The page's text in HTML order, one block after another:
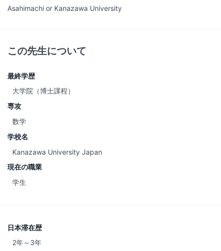
Asahimachi or Kanazawa University
この先生について
最終学歴
大学院（博士課程）
専攻
数学
学校名
Kanazawa University Japan
現在の職業
学生
日本滞在歴
2年～3年